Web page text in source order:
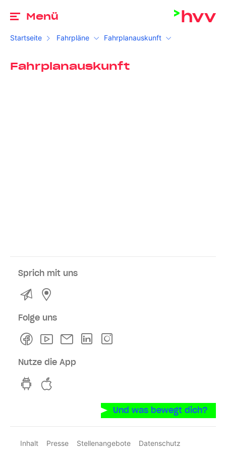
Menü
Startseite Fahrpläne Fahrplanauskunft
Fahrplanauskunft
Sprich mit uns
Kontakt
Folge uns
FacebookYoutubeNewsletterLinkedln
Nutze die App
hvv switch App auf GooglePlay
Und was bewegt dich?
Inhalt Presse Stellenangebote
Datenschutz